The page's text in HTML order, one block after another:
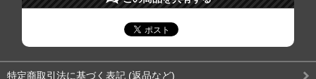
特定商取引法に基づく表記 (返品など)